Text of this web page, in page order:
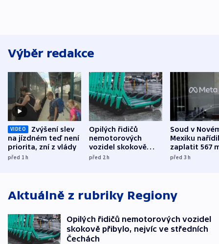
Výběr redakce
VIDEO
Zvýšení slev
na jízdném teď není
priorita, zní z vlády
před 1h
Opilých řidičů
nemotorových
vozidel skokově
přibylo, nejvíc ve
před 2h
Soud v
Mexiku
zaplatit 567
dolarů kvůli
před 3h
Aktuálně z rubriky Regiony
Opilých řidičů nemotorových vozidel
skokově přibylo, nejvíc ve středních
Čechách